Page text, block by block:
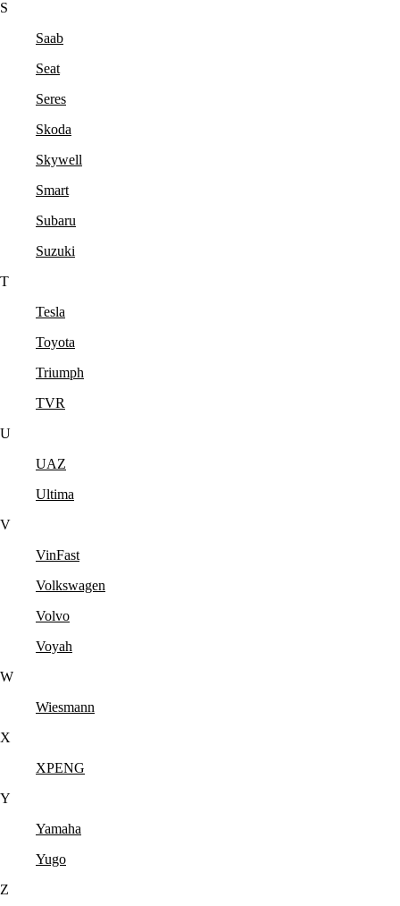
S
Saab
Seat
Seres
Skoda
Skywell
Smart
Subaru
Suzuki
T
Tesla
Toyota
Triumph
TVR
U
UAZ
Ultima
V
VinFast
Volkswagen
Volvo
Voyah
W
Wiesmann
X
XPENG
Y
Yamaha
Yugo
Z